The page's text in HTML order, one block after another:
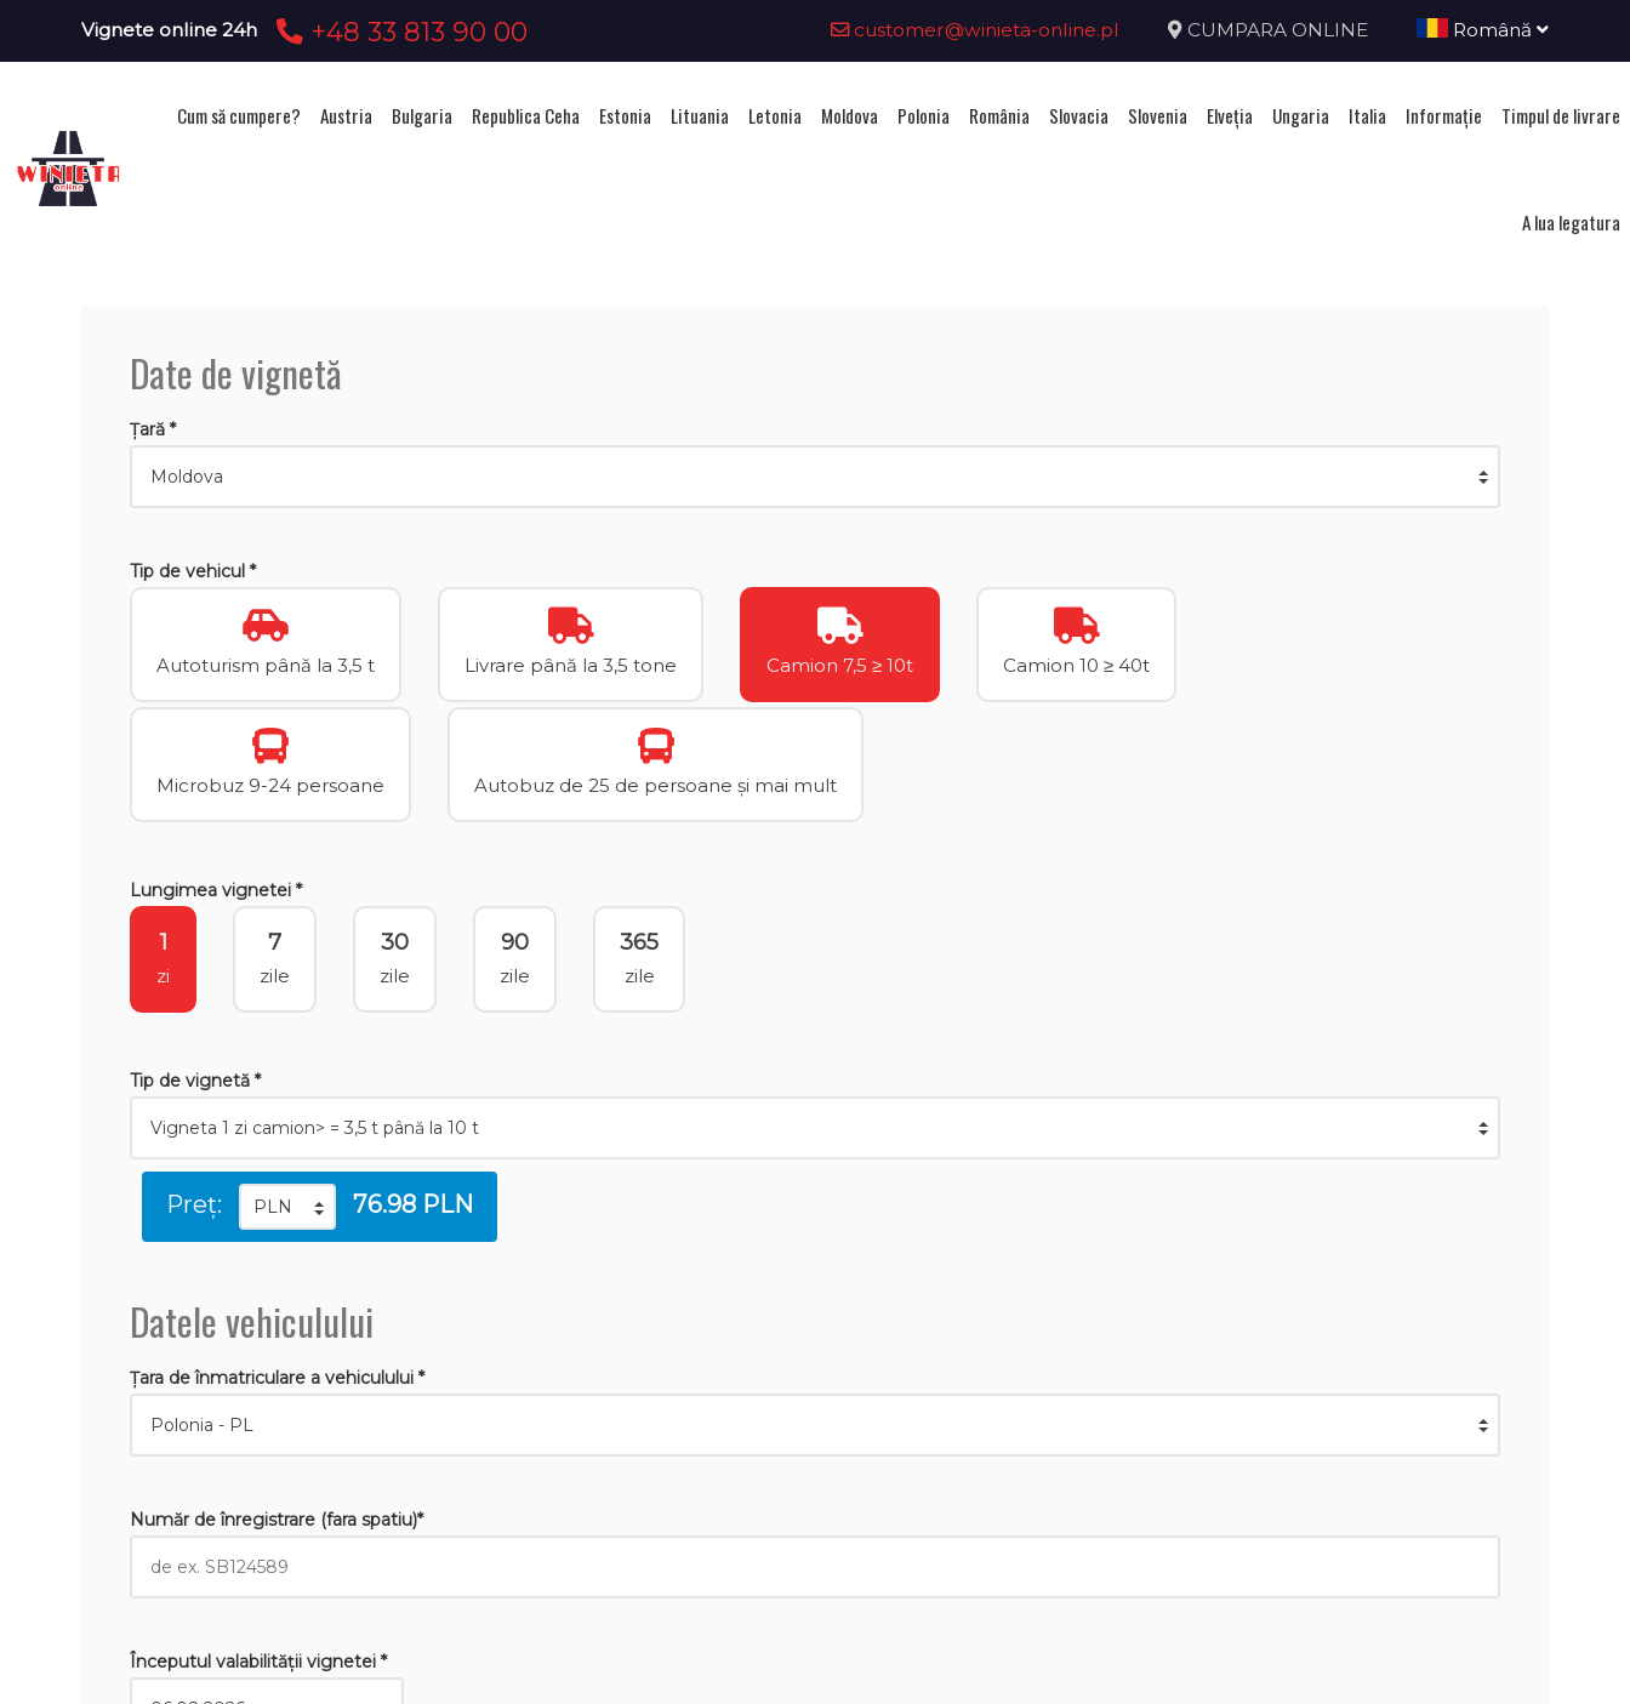
Vignete online 24h +48 33 813 90 00 customer@winieta-online.pl CUMPARA ONLINE Română
Cum să cumpere? Austria Bulgaria Republica Ceha Estonia Lituania Letonia Moldova Polonia România Slovacia Slovenia Elveţia Ungaria Italia Informație Timpul de livrare
A lua legatura
Date de vignetă
Țară *
Tip de vehicul *
Autoturism până la 3,5 t Livrare până la 3,5 tone Camion 7,5 ≥ 10t Camion 10 ≥ 40t
Microbuz 9-24 persoane Autobuz de 25 de persoane și mai mult
Lungimea vignetei *
1
zi
7
zile
30
zile
90
zile
365
zile
Tip de vignetă *
Preț: 76.98 PLN
Datele vehiculului
Țara de înmatriculare a vehiculului *
Număr de înregistrare (fara spatiu)*
Începutul valabilităţii vignetei *